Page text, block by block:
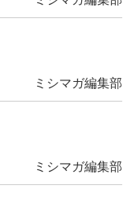
ミシマガ編集部
ミシマガ編集部